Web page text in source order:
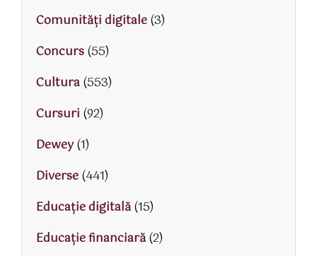
Comunități digitale(3)
Concurs(55)
Cultura(553)
Cursuri (92)
Dewey(1)
Diverse(441)
Educaţie digitală(15)
Educaţie financiară(2)